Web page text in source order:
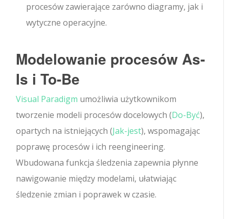
procesów zawierające zarówno diagramy, jak i
wytyczne operacyjne.
Modelowanie procesów As-
Is i To-Be
Visual Paradigm umożliwia użytkownikom
tworzenie modeli procesów docelowych (Do-Być),
opartych na istniejących (Jak-jest), wspomagając
poprawę procesów i ich reengineering.
Wbudowana funkcja śledzenia zapewnia płynne
nawigowanie między modelami, ułatwiając
śledzenie zmian i poprawek w czasie.